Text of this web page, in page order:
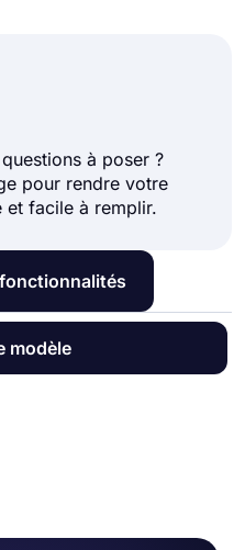
à poser ?
pour rendre votre
facile à remplir.
modèle